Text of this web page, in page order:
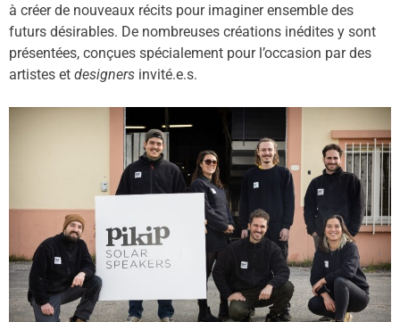
à créer de nouveaux récits pour imaginer ensemble des
futurs désirables. De nombreuses créations inédites y sont
présentées, conçues spécialement pour l’occasion par des
artistes et designers invité.e.s.